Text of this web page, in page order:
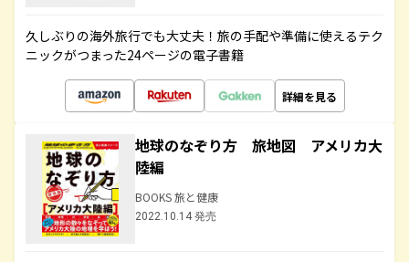
久しぶりの海外旅行でも大丈夫！旅の手配や準備に使えるテク
ニックがつまった24ページの電子書籍
詳細を見る
地球のなぞり方 旅地図 アメリカ大
陸編
BOOKS 旅と健康
2022.10.14 発売